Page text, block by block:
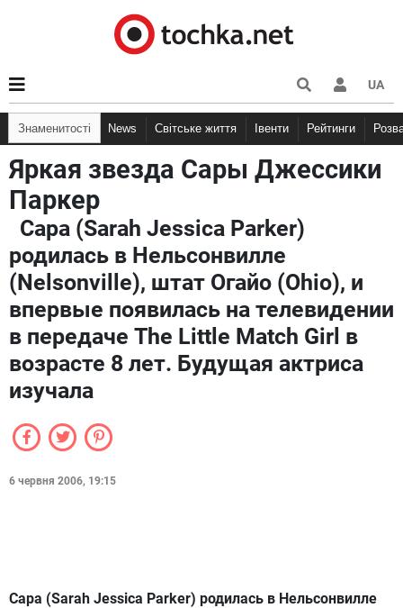
UA
Знаменитості News Світське життя Івенти Рейтинги
Яркая звезда Сары Джессики
Паркер
Сара (Sarah Jessica Parker)
родилась в Нельсонвилле
(Nelsonville), штат Огайо (Ohio), и
впервые появилась на телевидении
в передаче The Little Match Girl в
возрасте 8 лет. Будущая актриса
изучала
6 червня 2006, 19:15
Сара (Sarah Jessica Parker) родилась в Нельсонвилле